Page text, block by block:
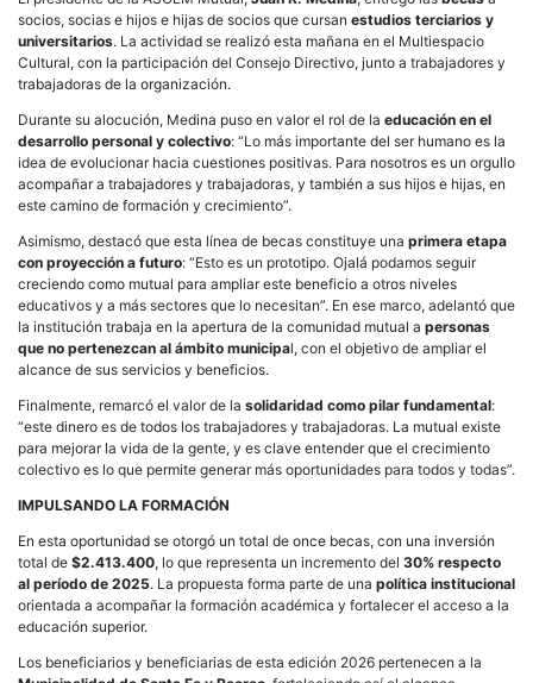
socios, socias e hijos e hijas de socios que cursan estudios terciarios y
universitarios. La actividad se realizó esta mañana en el Multiespacio
Cultural, con la participación del Consejo Directivo, junto a trabajadores y
trabajadoras de la organización.
Durante su alocución, Medina puso en valor el rol de la educación en el
desarrollo personal y colectivo: “Lo más importante del ser humano es la
idea de evolucionar hacia cuestiones positivas. Para nosotros es un orgullo
acompañar a trabajadores y trabajadoras, y también a sus hijos e hijas, en
este camino de formación y crecimiento”.
Asimismo, destacó que esta línea de becas constituye una primera etapa
con proyección a futuro: “Esto es un prototipo. Ojalá podamos seguir
creciendo como mutual para ampliar este beneficio a otros niveles
educativos y a más sectores que lo necesitan”. En ese marco, adelantó que
la institución trabaja en la apertura de la comunidad mutual a personas
que no pertenezcan al ámbito municipal, con el objetivo de ampliar el
alcance de sus servicios y beneficios.
Finalmente, remarcó el valor de la solidaridad como pilar fundamental:
“este dinero es de todos los trabajadores y trabajadoras. La mutual existe
para mejorar la vida de la gente, y es clave entender que el crecimiento
colectivo es lo que permite generar más oportunidades para todos y todas”.
IMPULSANDO LA FORMACIÓN
En esta oportunidad se otorgó un total de once becas, con una inversión
total de $2.413.400, lo que representa un incremento del 30% respecto
al período de 2025. La propuesta forma parte de una política institucional
orientada a acompañar la formación académica y fortalecer el acceso a la
educación superior.
Los beneficiarios y beneficiarias de esta edición 2026 pertenecen a la